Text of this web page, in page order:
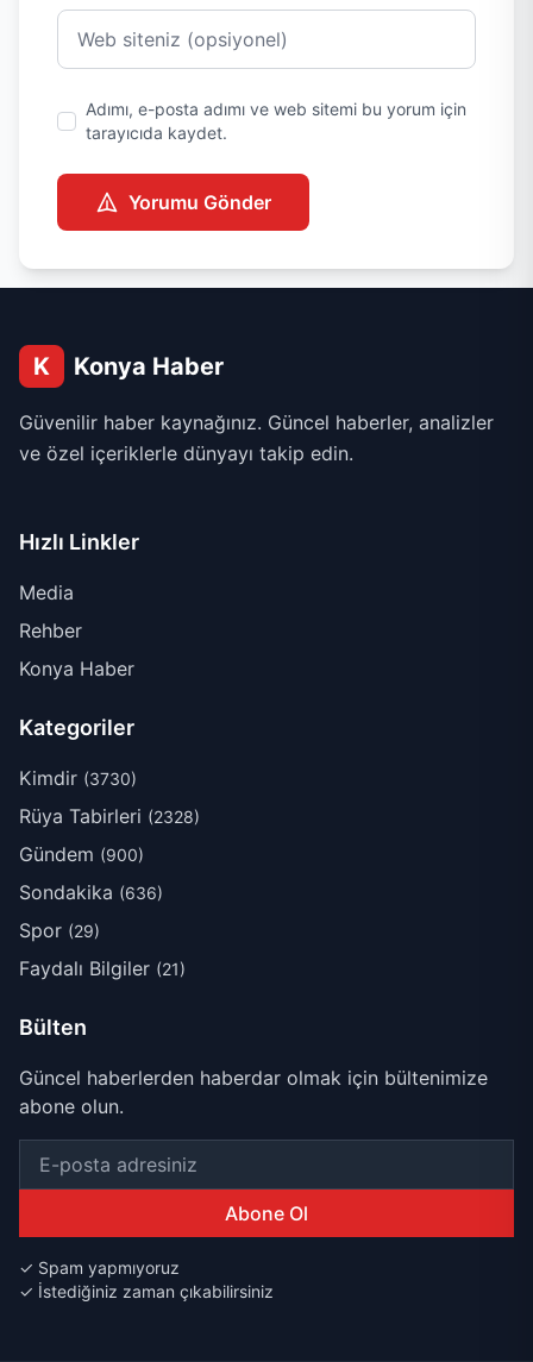
Adımı, e-posta adımı ve web sitemi bu yorum için
tarayıcıda kaydet.
Yorumu Gönder
K Konya Haber
Güvenilir haber kaynağınız. Güncel haberler, analizler
ve özel içeriklerle dünyayı takip edin.
Hızlı Linkler
Media
Rehber
Konya Haber
Kategoriler
Kimdir (3730)
Rüya Tabirleri (2328)
Gündem (900)
Sondakika (636)
Spor (29)
Faydalı Bilgiler (21)
Bülten
Güncel haberlerden haberdar olmak için bültenimize
abone olun.
Abone Ol
✓ Spam yapmıyoruz
✓ İstediğiniz zaman çıkabilirsiniz